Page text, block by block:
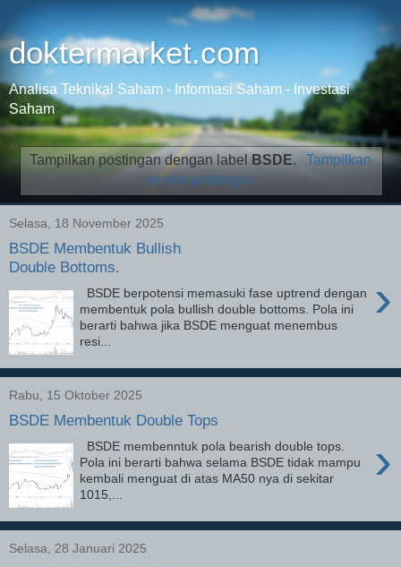
doktermarket.com
Analisa Teknikal Saham - Informasi Saham - Investasi
Saham
Tampilkan postingan dengan labelBSDE.
Tampilkan
semua postingan
Selasa, 18 November 2025
BSDE Membentuk Bullish
Double Bottoms.
›
BSDE berpotensi memasuki fase uptrend dengan
membentuk pola bullish double bottoms. Pola ini
berarti bahwa jika BSDE menguat menembus
resi...
Rabu, 15 Oktober 2025
BSDE Membentuk Double Tops
›
BSDE membenntuk pola bearish double tops.
Pola ini berarti bahwa selama BSDE tidak mampu
kembali menguat di atas MA50 nya di sekitar
1015,...
Selasa, 28 Januari 2025